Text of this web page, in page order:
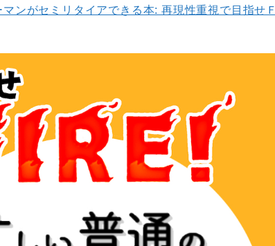
ンがセミリタイアできる本: 再現性重視で目指せＦ